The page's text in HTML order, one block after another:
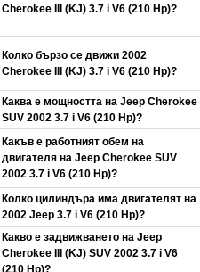
Cherokee III (KJ) 3.7 i V6 (210 Hp)?
Колко бързо се движи 2002
Cherokee III (KJ) 3.7 i V6 (210 Hp)?
Каква е мощността на Jeep Cherokee
SUV 2002 3.7 i V6 (210 Hp)?
Какъв е работният обем на
двигателя на Jeep Cherokee SUV
2002 3.7 i V6 (210 Hp)?
Колко цилиндъра има двигателят на
2002 Jeep 3.7 i V6 (210 Hp)?
Какво е задвижването на Jeep
Cherokee III (KJ) SUV 2002 3.7 i V6
(210 Hp)?